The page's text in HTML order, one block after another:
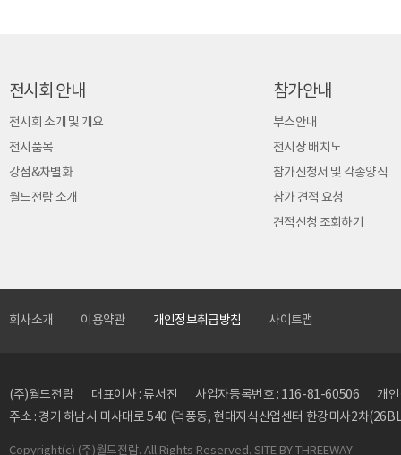
전시회 안내
전시회 소개 및 개요
전시품목
강점&차별화
월드전람 소개
참가안내
부스안내
전시장 배치도
참가신청서 및 각종양식
참가 견적 요청
견적신청 조회하기
회사소개 이용약관 개인정보취급방침 사이트맵
(주)월드전람 대표이사 : 류서진 사업자등록번호 : 116-81-60506
개
주소 : 경기 하남시 미사대로 540 (덕풍동, 현대지식산업센터 한강미사2차
Copyright(c) (주)월드전람. All Rights Reserved. SITE BY THREEWAY